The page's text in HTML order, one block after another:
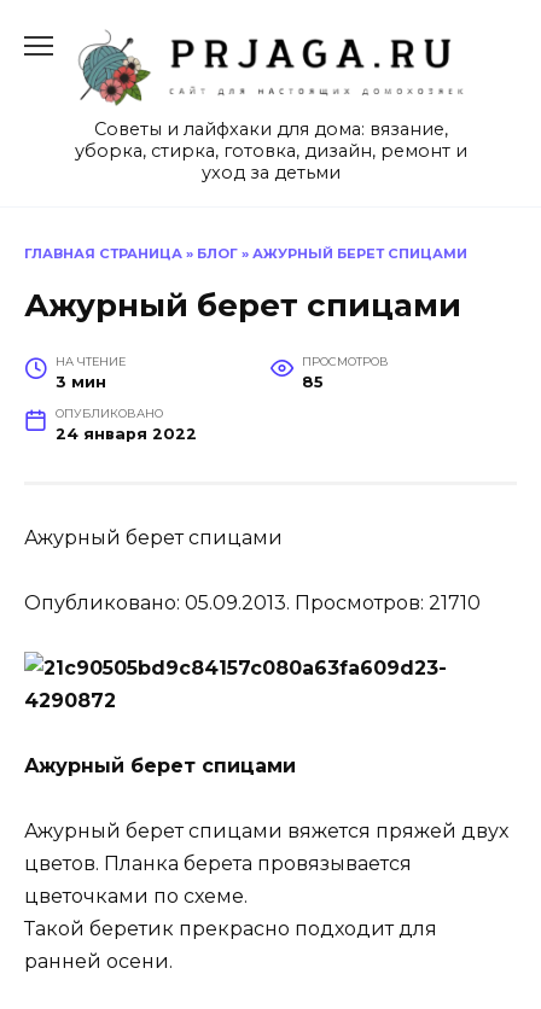
содержанию
Советы и лайфхаки для дома: вязание,
уборка, стирка, готовка, дизайн, ремонт и
уход за детьми
ГЛАВНАЯ СТРАНИЦА » БЛОГ » АЖУРНЫЙ БЕРЕТ СПИЦАМИ
Ажурный берет спицами
НА ЧТЕНИЕ
3 мин
ПРОСМОТРОВ
85
ОПУБЛИКОВАНО
24 января 2022
Ажурный берет спицами
Опубликовано: 05.09.2013. Просмотров: 21710
Ажурный берет спицами
Ажурный берет спицами вяжется пряжей двух
цветов. Планка берета провязывается
цветочками по схеме.
Такой беретик прекрасно подходит для
ранней осени.